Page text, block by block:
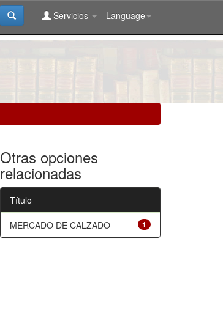
Language
Servicios
Otras opciones
relacionadas
Título
1
MERCADO DE CALZADO